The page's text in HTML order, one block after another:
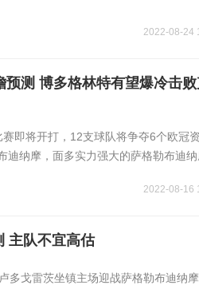
2022-08-24
测 博多格林特有望爆冷击
即将开打，12支球队将争夺6个欧冠资
迪纳摩，面多实力强大的萨格勒布迪
2022-08-16
主队不宜高估
多戈雷茨坐镇主场迎战萨格勒布迪纳